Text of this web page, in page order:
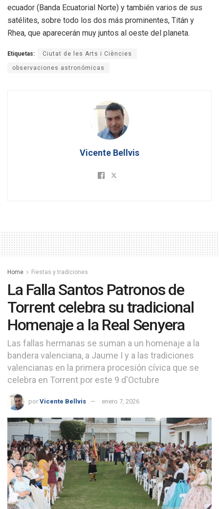
ecuador (Banda Ecuatorial Norte) y también varios de sus
satélites, sobre todo los dos más prominentes, Titán y
Rhea, que aparecerán muy juntos al oeste del planeta.
Etiquetas: Ciutat de les Arts i Ciències
observaciones astronómicas
Vicente Bellvis
Home Fiestas y tradiciones
La Falla Santos Patronos de
Torrent celebra su tradicional
Homenaje a la Real Senyera
Las fallas hermanas se suman a un homenaje a la
bandera valenciana, a Jaume I y a las tradiciones
valencianas en la primera procesión cívica que se
celebra en Torrent por este 9 d'Octubre
por Vicente Bellvis enero 7, 2026